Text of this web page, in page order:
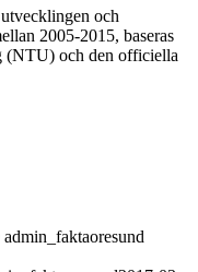
och
2005-2015, baseras
(NTU) och den officiella
admin_faktaoresund